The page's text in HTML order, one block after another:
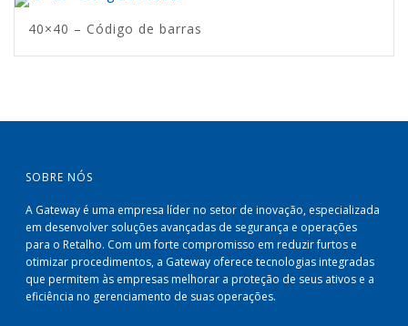
40×40 – Código de barras
SOBRE NÓS
A Gateway é uma empresa líder no setor de inovação, especializada
em desenvolver soluções avançadas de segurança e operações
para o Retalho. Com um forte compromisso em reduzir furtos e
otimizar procedimentos, a Gateway oferece tecnologias integradas
que permitem às empresas melhorar a proteção de seus ativos e a
eficiência no gerenciamento de suas operações.